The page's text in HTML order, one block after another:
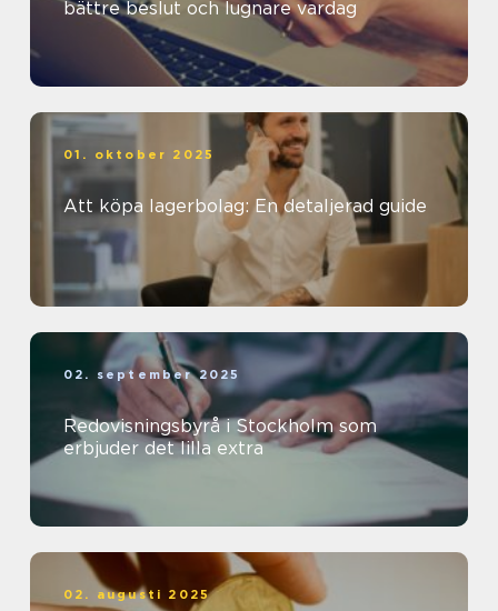
bättre beslut och lugnare vardag
01. oktober 2025
Att köpa lagerbolag: En detaljerad guide
02. september 2025
Redovisningsbyrå i Stockholm som
erbjuder det lilla extra
02. augusti 2025